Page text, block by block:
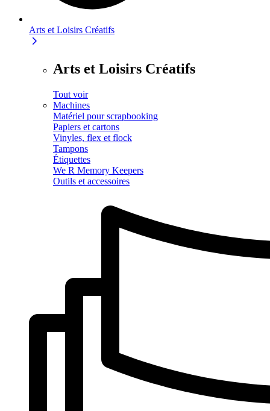
Arts et Loisirs Créatifs
Arts et Loisirs Créatifs
Tout voir
Machines
Matériel pour scrapbooking
Papiers et cartons
Vinyles, flex et flock
Tampons
Étiquettes
We R Memory Keepers
Outils et accessoires